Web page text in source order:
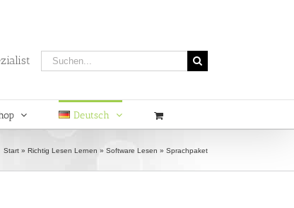
Suche
nach:
Deutsch
Start » Richtig Lesen Lernen » Software Lesen » Sprachpaket